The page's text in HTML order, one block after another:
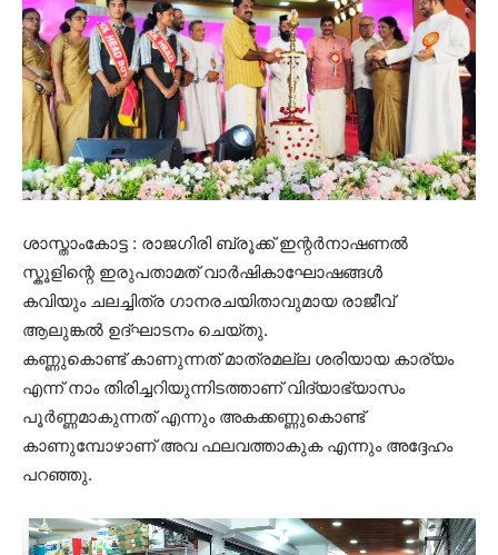
ശാസ്താംകോട്ട : രാജഗിരി ബ്രൂക്ക് ഇന്റർനാഷണൽ
സ്കൂളിന്റെ ഇരുപതാമത് വാർഷികാഘോഷങ്ങൾ
കവിയും ചലച്ചിത്ര ഗാനരചയിതാവുമായ രാജീവ്
ആലുങ്കൽ ഉദ്ഘാടനം ചെയ്തു.
കണ്ണുകൊണ്ട് കാണുന്നത് മാത്രമല്ല ശരിയായ കാര്യം
എന്ന് നാം തിരിച്ചറിയുന്നിടത്താണ് വിദ്യാഭ്യാസം
പൂർണ്ണമാകുന്നത് എന്നും അകക്കണ്ണുകൊണ്ട്
കാണുമ്പോഴാണ് അവ ഫലവത്താകുക എന്നും അദ്ദേഹം
പറഞ്ഞു.